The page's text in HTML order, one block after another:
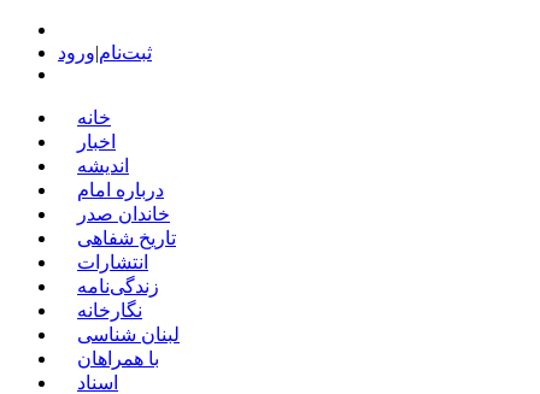
ثبت‌نام|ورود
خانه
اخبار
اندیشه
درباره امام
خاندان صدر
تاریخ شفاهی
انتشارات
زندگی‌نامه
نگارخانه
لبنان شناسی
با همراهان
اسناد